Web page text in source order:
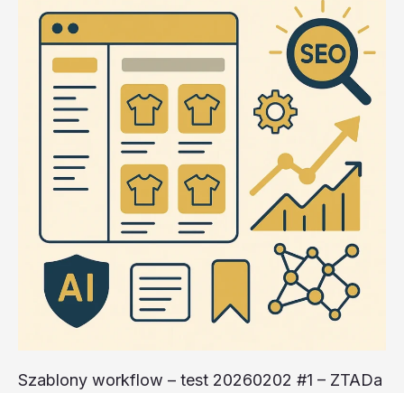
Szablony workflow – test 20260202 #1 – ZTADa